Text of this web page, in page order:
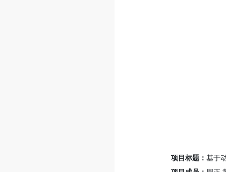
项目标题： 基于